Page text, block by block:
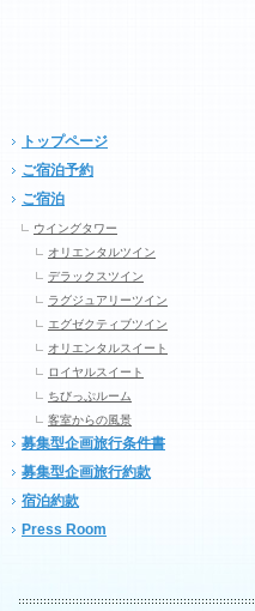
トップページ
ご宿泊予約
ご宿泊
ウイングタワー
オリエンタルツイン
デラックスツイン
ラグジュアリーツイン
エグゼクティブツイン
オリエンタルスイート
ロイヤルスイート
ちびっぷルーム
客室からの風景
募集型企画旅行条件書
募集型企画旅行約款
宿泊約款
Press Room